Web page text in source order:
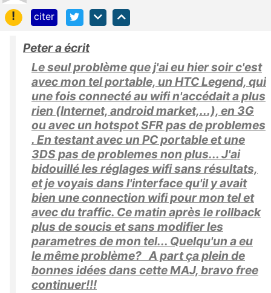
!
citer
Peter a écrit
Le seul problème que j'ai eu hier soir c'est
avec mon tel portable, un HTC Legend, qui
une fois connecté au wifi n'accédait a plus
rien (Internet, android market,...), en 3G
ou avec un hotspot SFR pas de problemes
. En testant avec un PC portable et une
3DS pas de problemes non plus... J'ai
bidouillé les réglages wifi sans résultats,
et je voyais dans l'interface qu'il y avait
bien une connection wifi pour mon tel et
avec du traffic. Ce matin après le rollback
plus de soucis et sans modifier les
parametres de mon tel... Quelqu'un a eu
le même problème? A part ça plein de
bonnes idées dans cette MAJ, bravo free
continuer!!!